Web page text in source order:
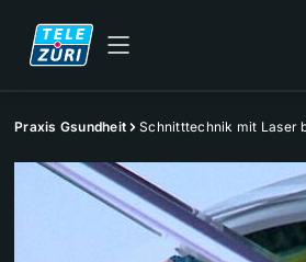
Praxis Gsundheit Schnitttechnik mit Laser